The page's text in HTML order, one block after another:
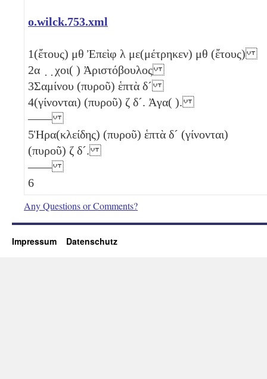
o.wilck.753.xml
1(ἔτους) μθ Ἐπεὶφ λ με(μέτρηκεν) μθ (ἔτους)
2α ̣ ̣ χοι( ) Ἀριστόβουλος
3Σαμίνου (πυροῦ) ἑπτὰ δ´
4(γίνονται) (πυροῦ) ζ δ´. Ἀγα( ).
——
5Ἡρα(κλείδης) (πυροῦ) ἑπτὰ δ´ (γίνονται)
(πυροῦ) ζ δ´.
——
6
Any Questions or Comments?
Impressum Datenschutz